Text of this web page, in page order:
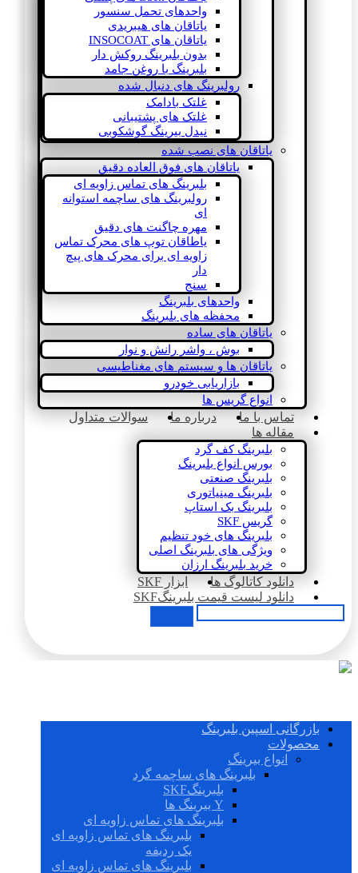
واحدهای تحمل سنسور
یاتاقان های هیبریدی
یاتاقان های INSOCOAT
بدون بلبرینگ روکش دار
بلبرینگ با روغن جامد
رولبرینگ های دنبال شده
غلتک بادامک
غلتک های پشتیبانی
نیدل بیرینگ گوشکوبی
یاتاقان های نصب شده
یاتاقان های فوق العاده دقیق
بلبرینگ های تماس زاویه ای
رولبرینگ های ساچمه استوانه
ای
مهره چاگنت های دقیق
یاطاقان توپ های محرک تماس
زاویه ای برای محرک های پیچ
دار
سنج
واحدهای بلبرینگ
محفظه های بلبرینگ
یاتاقان های ساده
بوش ، واشر رانش و نوار
یاتاقان ها و سیستم های مغناطیسی
بازاریابی خودرو
انواع گریس ها
تماس با ما درباره ما
سوالات متداول
مقاله ها
بلبرینگ کف گرد
بورس انواع بلبرینگ
بلبرینگ صنعتی
بلبرینگ مینیاتوری
بلبرینگ بک استاپ
گریس SKF
بلبرینگ های خود تنظیم
ویژگی های بلبرینگ اصلی
خرید بلبرینگ ارزان
دانلود کاتالوگ ها
ابزار SKF
دانلود لیست قیمت بلبرینگSKF
بازرگانی اسپین بلبرینگ
محصولات
انواع بیرینگ
بلبرینگ های ساچمه گرد
بلبرینگSKF
Y بیرینگ ها
بلبرینگ های تماس زاویه ای
بلبرینگ های تماس زاویه ای
یک ردیفه
بلبرینگ های تماس زاویه ای